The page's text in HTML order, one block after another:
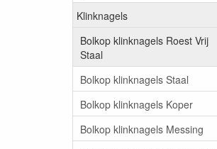
Klinknagels
Bolkop klinknagels Roest Vrij
Staal
Bolkop klinknagels Staal
Bolkop klinknagels Koper
Bolkop klinknagels Messing